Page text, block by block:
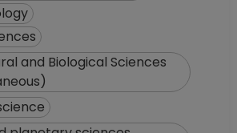
and Biological Sciences